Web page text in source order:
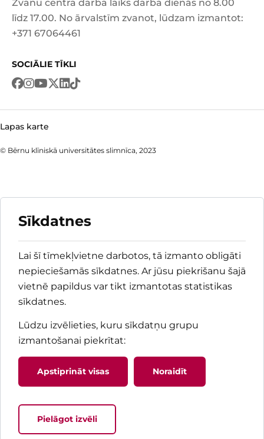
Zvanu centra darba laiks darba dienās no 8.00
līdz 17.00. No ārvalstīm zvanot, lūdzam izmantot:
+371 67064461
SOCIĀLIE TĪKLI
© Bērnu klīniskā universitātes slimnīca, 2023
Lapas karte
Sīkdatnes
Lai šī tīmekļvietne darbotos, tā izmanto obligāti
nepieciešamās sīkdatnes. Ar jūsu piekrišanu šajā
vietnē papildus var tikt izmantotas statistikas
sīkdatnes.
Lūdzu izvēlieties, kuru sīkdatņu grupu
izmantošanai piekrītat:
Apstiprināt visas Noraidīt
Pielāgot izvēli